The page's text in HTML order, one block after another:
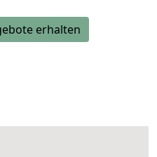
erhalten